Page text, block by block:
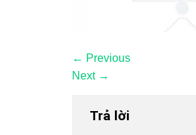
← Previous
Next →
Trả lời